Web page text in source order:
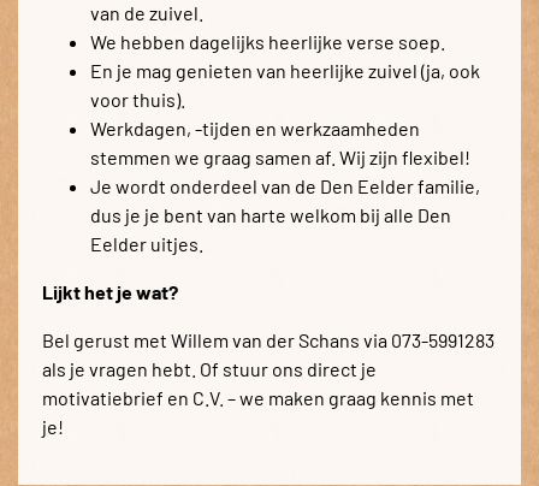
van de zuivel.
We hebben dagelijks heerlijke verse soep.
En je mag genieten van heerlijke zuivel (ja, ook
voor thuis).
Werkdagen, -tijden en werkzaamheden
stemmen we graag samen af. Wij zijn flexibel!
Je wordt onderdeel van de Den Eelder familie,
dus je je bent van harte welkom bij alle Den
Eelder uitjes.
Lijkt het je wat?
Bel gerust met Willem van der Schans via 073-5991283
als je vragen hebt. Of stuur ons direct je
motivatiebrief en C.V. – we maken graag kennis met
je!